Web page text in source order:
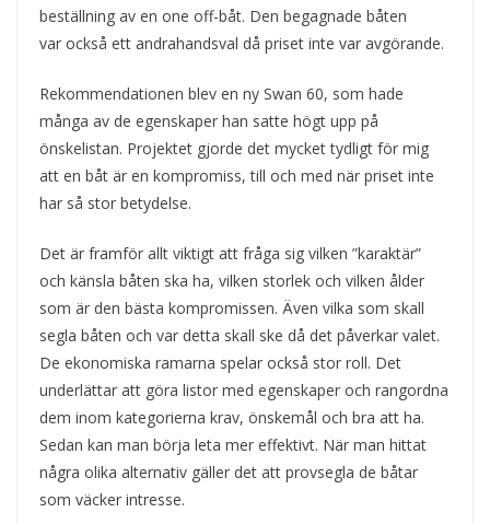
beställning av en one off-båt. Den begagnade båten
var också ett andrahandsval då priset inte var avgörande.
Rekommendationen blev en ny Swan 60, som hade
många av de egenskaper han satte högt upp på
önskelistan. Projektet gjorde det mycket tydligt för mig
att en båt är en kompromiss, till och med när priset inte
har så stor betydelse.
Det är framför allt viktigt att fråga sig vilken ”karaktär”
och känsla båten ska ha, vilken storlek och vilken ålder
som är den bästa kompromissen. Även vilka som skall
segla båten och var detta skall ske då det påverkar valet.
De ekonomiska ramarna spelar också stor roll. Det
underlättar att göra listor med egenskaper och rangordna
dem inom kategorierna krav, önskemål och bra att ha.
Sedan kan man börja leta mer effektivt. När man hittat
några olika alternativ gäller det att provsegla de båtar
som väcker intresse.